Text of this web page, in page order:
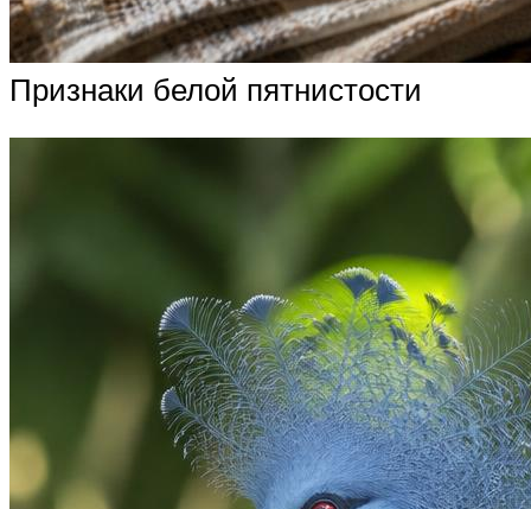
Признаки белой пятнистости